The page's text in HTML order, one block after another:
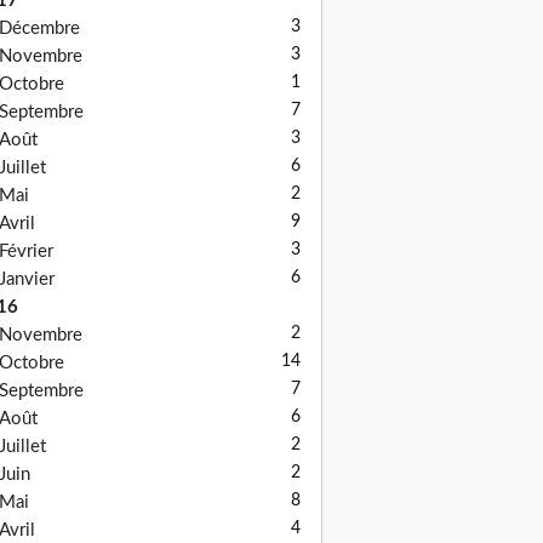
Décembre
3
Novembre 3
Octobre 1
Septembre 7
Août 3
Juillet 6
Mai 2
Avril 9
Février 3
Janvier 6
Novembre
2
Octobre 14
Septembre 7
Août 6
Juillet 2
Juin 2
Mai 8
Avril 4